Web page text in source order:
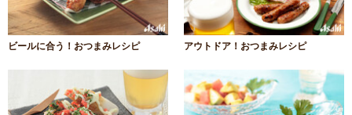
ビールに合う！おつまみレシピ アウトドア！おつまみレシピ